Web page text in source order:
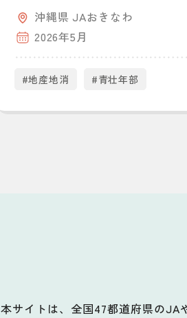
沖縄県 JAおきなわ
2026年5月
#地産地消 #青壮年部
本サイトは、全国47都道府県のJA